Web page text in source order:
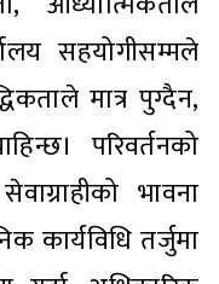
सहयोगीसम्मले
मात्र पुग्दैन,
परिवर्तनको
भावना
कार्यविधि तर्जुमा